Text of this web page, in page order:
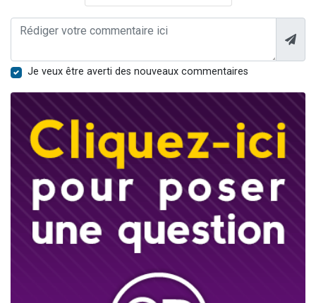
Je veux être averti des nouveaux commentaires